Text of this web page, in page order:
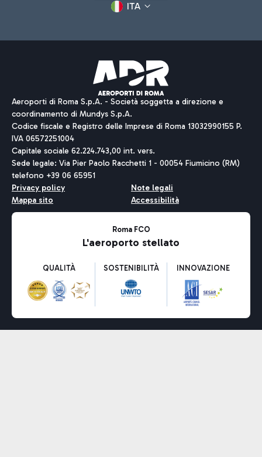
ITA
Aeroporti di Roma S.p.A. - Società soggetta a direzione e
coordinamento di Mundys S.p.A.
Codice fiscale e Registro delle Imprese di Roma 13032990155 P.
IVA 06572251004
Capitale sociale 62.224.743,00 int. vers.
Sede legale: Via Pier Paolo Racchetti 1 - 00054 Fiumicino (RM)
telefono +39 06 65951
Privacy policy
Note legali
Mappa sito
Accessibilità
Roma FCO
L'aeroporto stellato
QUALITÀ SOSTENIBILITÀ INNOVAZIONE